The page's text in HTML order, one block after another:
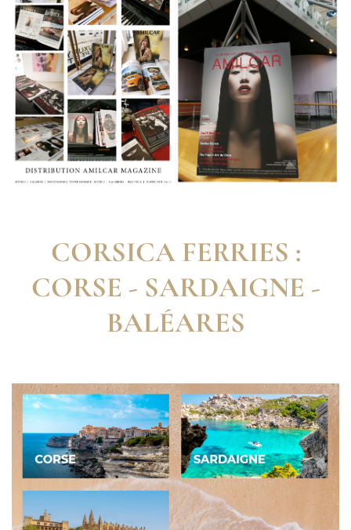
CORSICA FERRIES :
CORSE - SARDAIGNE -
BALÉARES